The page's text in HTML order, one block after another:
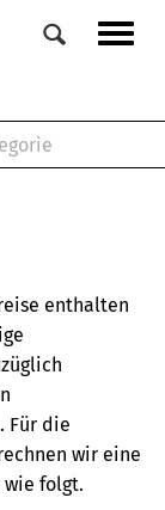
Broschüre
Buch
enthalten
Für die
wir eine
wie folgt.